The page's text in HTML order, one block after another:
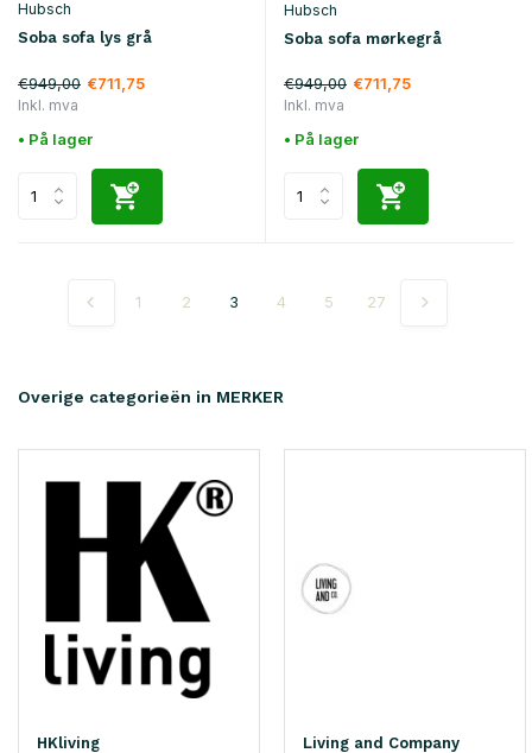
Hubsch
Soba sofa lys grå
€949,00 €711,75
Inkl. mva
• På lager
Hubsch
Soba sofa mørkegrå
€949,00 €711,75
Inkl. mva
• På lager
1 2 3 4 5 27
Overige categorieën in MERKER
HKliving Living and Company